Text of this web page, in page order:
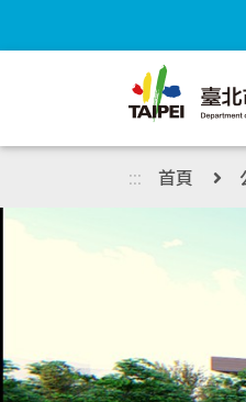
::: 首頁